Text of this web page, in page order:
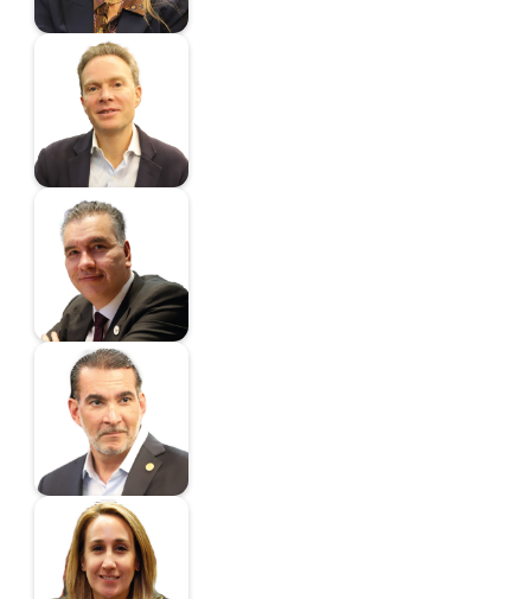
Velasco Coello
Manuel
Coordinador
Fernández González
Waldo
Senador
Melgar Bravo Luis
Armando
Senador
Virginia Marie
Magaña Fonseca
Senadora